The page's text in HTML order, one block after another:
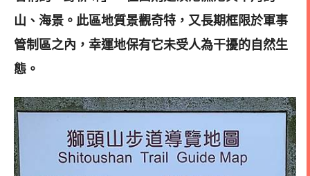
山、海景。此區地質景觀奇特，又長期框限於軍事
管制區之內，幸運地保有它未受人為干擾的自然生
態。